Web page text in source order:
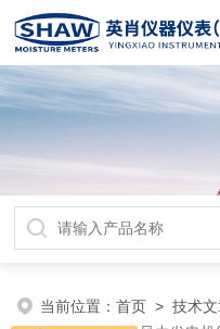
当前位置：首页 >技术